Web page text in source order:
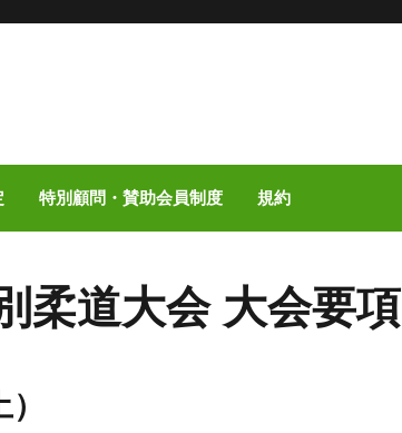
特別顧問・賛助会員制度 規約
柔道大会 大会要項